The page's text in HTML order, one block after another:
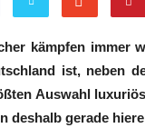
kämpfen immer
ist, neben
Auswahl
deshalb gerade